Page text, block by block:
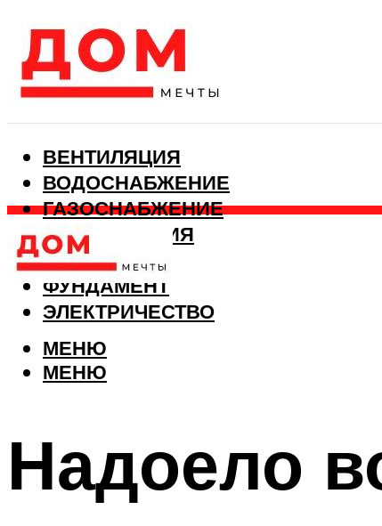
ВЕНТИЛЯЦИЯ
ВОДОСНАБЖЕНИЕ
ГАЗОСНАБЖЕНИЕ
КАНАЛИЗАЦИЯ
ОТОПЛЕНИЕ
ФУНДАМЕНТ
ЭЛЕКТРИЧЕСТВО
МЕНЮ
МЕНЮ
Надоело